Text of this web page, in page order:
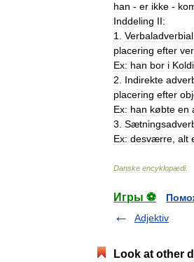
han - er ikke -
Inddeling II:
1
Verbaladverbial
placering efter
Ex: han bor i
2
Indirekte
placering efter
Ex: han købte en
3
Ex: desværre alt
Danske encyklopædi.
Игры ⚽
Adjektiv
Look at other